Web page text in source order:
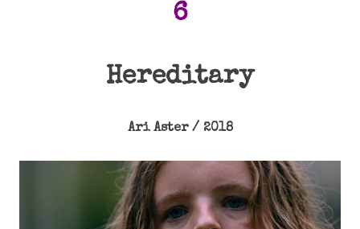
6
Hereditary
Ari Aster / 2018